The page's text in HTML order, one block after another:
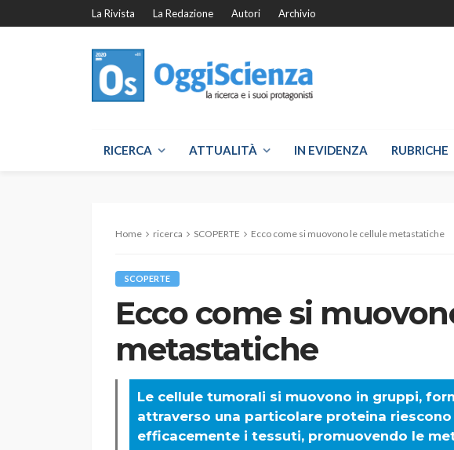
La Rivista La Redazione Autori Archivio
RICERCA ATTUALITÀ IN EVIDENZA RUBRICHE
Home ricerca SCOPERTE Ecco come si muovono le cellule metastatiche
SCOPERTE
Ecco come si
metastatiche
Le cellule tumorali si muovono in gruppi,
attraverso una particolare proteina riescono
efficacemente i tessuti, promuovendo le